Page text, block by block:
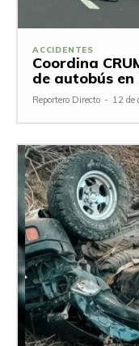
ACCIDENTES
Coordina
de autobús
Reportero Directo - 12 de